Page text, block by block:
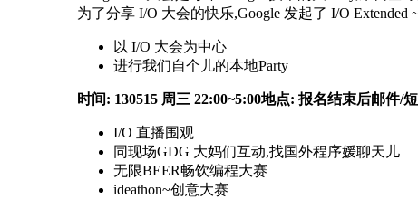
为了分享 I/O 大会的快乐,Google 发起了 I/O Extended
以 I/O 大会为中心
进行我们自个儿的本地Party
时间: 130515 周三 22:00~5:00地点: 报名结束后邮件/
I/O 直播围观
同现场GDG 大妈们互动,找国外程序媛聊天儿
无限BEER畅饮编程大赛
ideathon~创意大赛